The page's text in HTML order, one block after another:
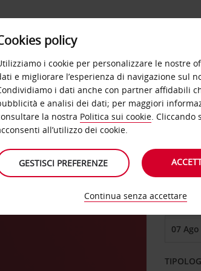
OFFERTE
DAL
policy
i cookie per personalizzare le nostre
e migliorare l’esperienza di navigazione sul
i dati anche con partner affidabili
e analisi dei dati; per maggiori
la nostra Politica sui cookie. Cliccando
all’utilizzo dei cookie.
GESTISCI PREFERENZE
Continua senza accettare